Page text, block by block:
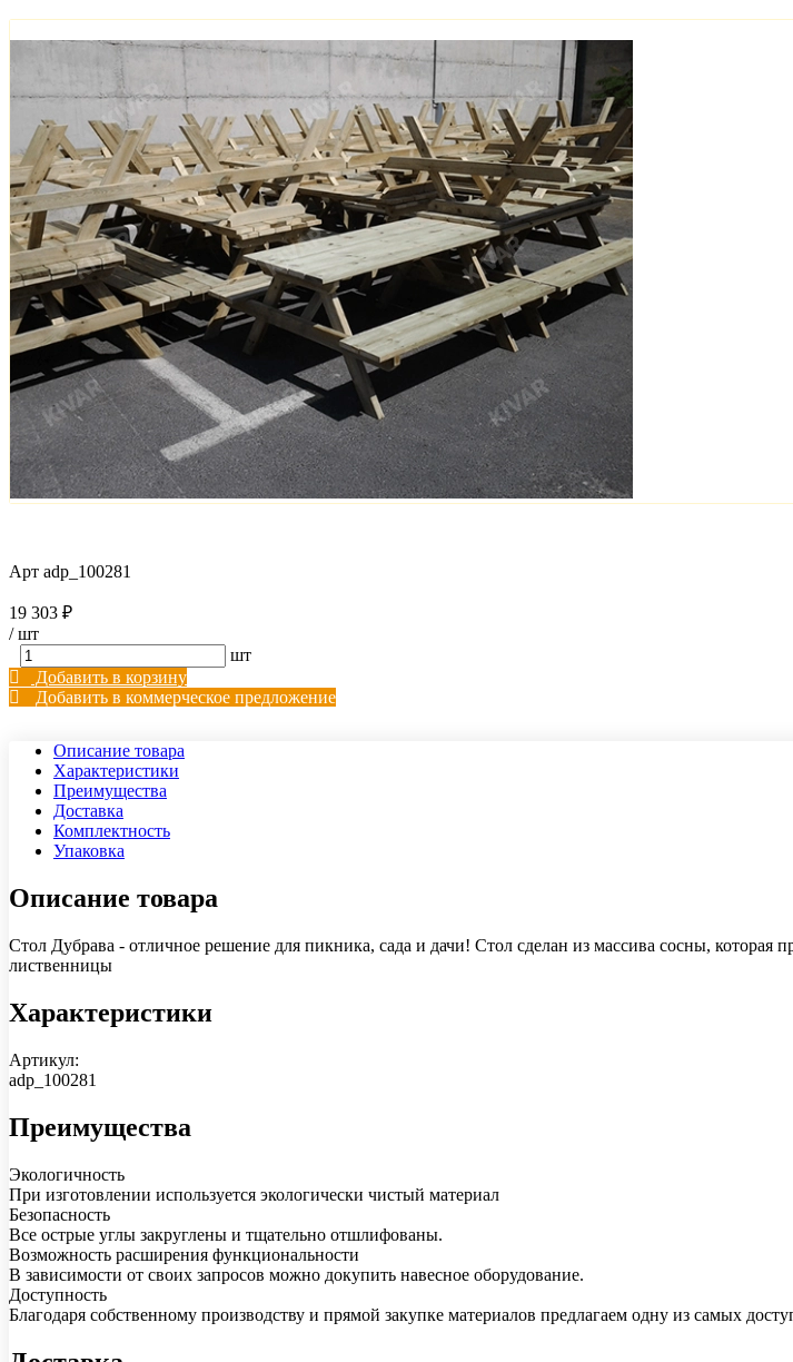
Арт adp_100281
19 303 ₽
/шт
шт
Добавить в корзину
Добавить в коммерческое предложение
Описание товара
Характеристики
Преимущества
Доставка
Комплектность
Упаковка
Описание товара
Стол Дубрава - отличное решение для пикника, сада и дачи! Стол сделан из массива сосны,
лиственницы
Характеристики
Артикул:
adp_100281
Преимущества
Экологичность
При изготовлении используется экологически чистый материал
Безопасность
Все острые углы закруглены и тщательно отшлифованы.
Возможность расширения функциональности
В зависимости от своих запросов можно докупить навесное оборудование.
Доступность
Благодаря собственному производству и прямой закупке материалов предлагаем одну из самых